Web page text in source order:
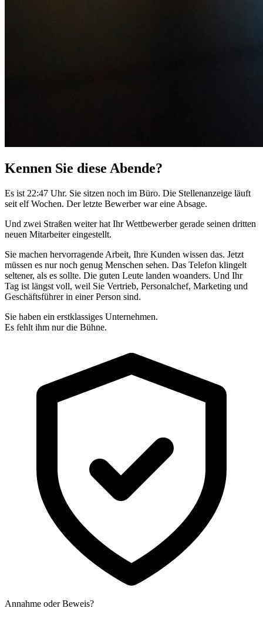
Kennen Sie diese Abende?
Es ist 22:47 Uhr. Sie sitzen noch im Büro. Die Stellenanzeige läuft
seit elf Wochen. Der letzte Bewerber war eine Absage.
Und zwei Straßen weiter hat Ihr Wettbewerber gerade seinen dritten
neuen Mitarbeiter eingestellt.
Sie machen hervorragende Arbeit, Ihre Kunden wissen das. Jetzt
müssen es nur noch genug Menschen sehen. Das Telefon klingelt
seltener, als es sollte. Die guten Leute landen woanders. Und Ihr
Tag ist längst voll, weil Sie Vertrieb, Personalchef, Marketing und
Geschäftsführer in einer Person sind.
Sie haben ein erstklassiges Unternehmen.
Es fehlt ihm nur die Bühne.
Annahme oder Beweis?